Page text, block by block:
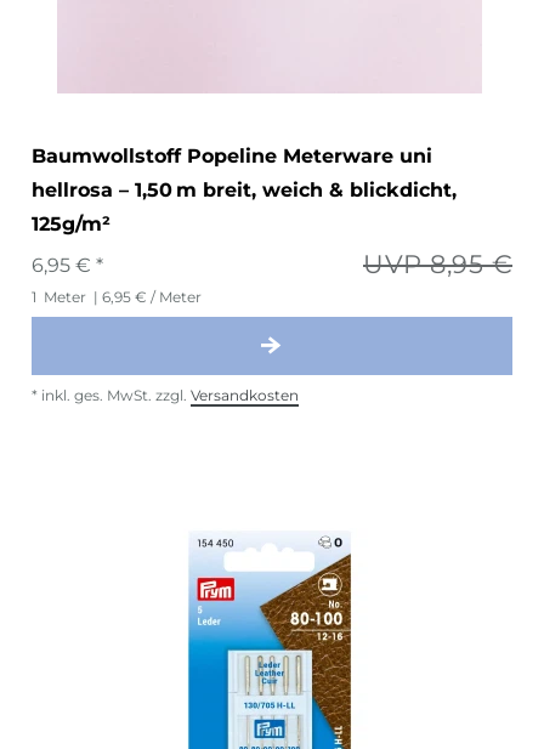
Baumwollstoff Popeline Meterware uni
hellrosa – 1,50 m breit, weich & blickdicht,
125g/m²
UVP 8,95 €
6,95 € *
1 Meter | 6,95 € / Meter
* inkl. ges. MwSt. zzgl. Versandkosten